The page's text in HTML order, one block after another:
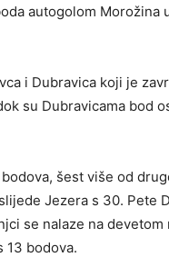
autogolom Morožina
i Dubravica koji je
su Dubravicama bod
šest više od
Jezera s 30. Pete
se nalaze na devetom
13 bodova.